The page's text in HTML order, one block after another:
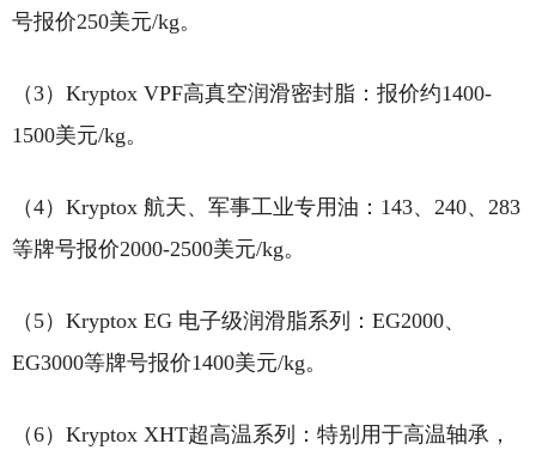
号报价250美元/kg。
（3）Kryptox VPF高真空润滑密封脂：报价约1400-
1500美元/kg。
（4）Kryptox 航天、军事工业专用油：143、240、283
等牌号报价2000-2500美元/kg。
（5）Kryptox EG 电子级润滑脂系列：EG2000、
EG3000等牌号报价1400美元/kg。
（6）Kryptox XHT超高温系列：特别用于高温轴承，